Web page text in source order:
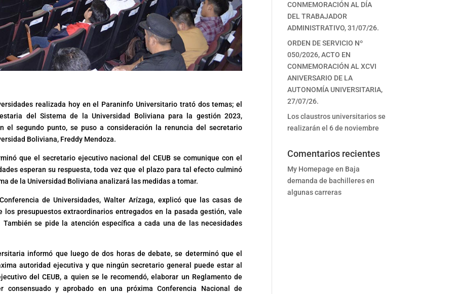
realizada hoy en el Paraninfo Universitario trató dos temas; el
del Sistema de la Universidad Boliviana para la gestión 2023,
el segundo punto, se puso a consideración la renuncia del secretario
Boliviana, Freddy Mendoza.
que el secretario ejecutivo nacional del CEUB se comunique con el
esperan su respuesta, toda vez que el plazo para tal efecto culminó
de la Universidad Boliviana analizará las medidas a tomar.
de Universidades, Walter Arízaga, explicó que las casas de
presupuestos extraordinarios entregados en la pasada gestión, vale
se pide la atención específica a cada una de las necesidades
informó que luego de dos horas de debate, se determinó que el
autoridad ejecutiva y que ningún secretario general puede estar al
del CEUB, a quien se le recomendó, elaborar un Reglamento de
consensuado y aprobado en una próxima Conferencia Nacional de
CONMEMORACIÓN AL DÍA
DEL TRABAJADOR
ADMINISTRATIVO, 31/07/26.
ORDEN DE SERVICIO Nº
050/2026, ACTO EN
CONMEMORACIÓN AL XCVI
ANIVERSARIO DE LA
AUTONOMÍA UNIVERSITARIA,
27/07/26.
Los claustros universitarios se
realizarán el 6 de noviembre
Comentarios recientes
My Homepage en Baja
demanda de bachilleres en
algunas carreras